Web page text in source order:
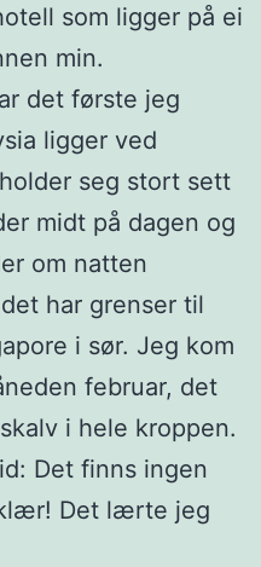
som ligger på ei
min.
det første jeg
ligger ved
seg stort sett
midt på dagen og
om natten
har grenser til
i sør. Jeg kom
februar, det
i hele kroppen.
Det finns ingen
Det lærte jeg